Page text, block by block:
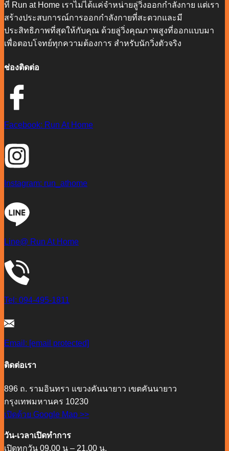
ที่ Run at Home เราไม่ได้แค่จำหน่ายลู่วิ่งออกกำลังกาย แต่เรา
สร้างประสบการณ์การออกกำลังกายที่สะดวกและมี
ประสิทธิภาพที่สุดให้กับคุณ ด้วยลู่วิ่งคุณภาพสูงที่ออกแบบมา
เพื่อตอบโจทย์ทุกความต้องการ สำหรับนักวิ่งตัวจริง
ช่องติดต่อ
Facebook: Run At Home
Instagram: run_athome
Line@ Run At Home
Tel: 094-495-1811
Email: [email protected]
ติดต่อเรา
896 ถ. รามอินทรา แขวงคันนายาว เขตคันนายาว
กรุงเทพมหานคร 10230
เปิดด้วย Google Map >>
วัน-เวลาเปิดทำการ
เปิดทุกวัน 09.00 น – 21.00 น.